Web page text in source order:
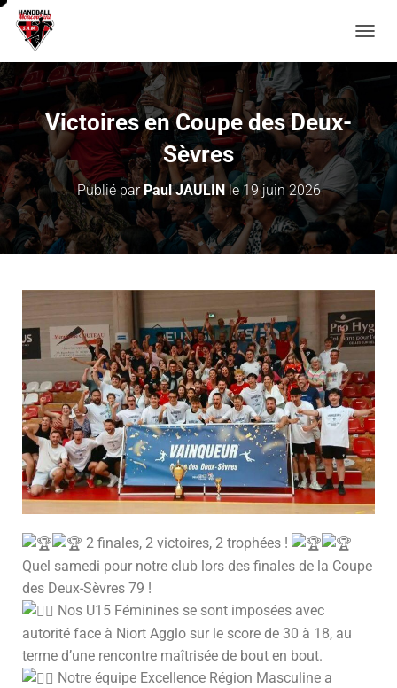
É
P
I
E
I
O
N
Victoires en Coupe des Deux-
Sèvres
Publié parPaul JAULINle 19 juin 2026
2 finales, 2 victoires, 2 trophées !
Quel samedi pour notre club lors des finales de la Coupe
des Deux-Sèvres 79 !
Nos U15 Féminines se sont imposées avec
autorité face à Niort Agglo sur le score de 30 à 18, au
terme d’une rencontre maîtrisée de bout en bout.
Notre équipe Excellence Région Masculine a